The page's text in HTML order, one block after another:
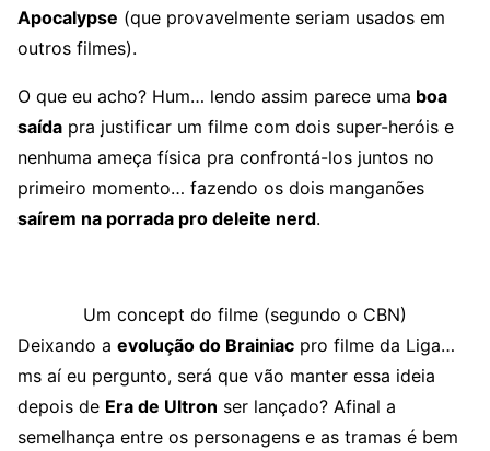
Apocalypse (que provavelmente seriam usados em
outros filmes).
O que eu acho? Hum… lendo assim parece uma boa
saída pra justificar um filme com dois super-heróis e
nenhuma ameça física pra confrontá-los juntos no
primeiro momento… fazendo os dois manganões
saírem na porrada pro deleite nerd.
Um concept do filme (segundo o CBN)
Deixando a evolução do Brainiac pro filme da Liga…
ms aí eu pergunto, será que vão manter essa ideia
depois de Era de Ultron ser lançado? Afinal a
semelhança entre os personagens e as tramas é bem